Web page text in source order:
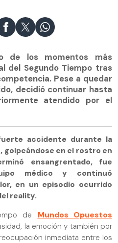
de los momentos más
del Segundo Tiempo tras
Pese a quedar
decidió continuar hasta
atendido por el
accidente durante la
golpeándose en el rostro en
ensangrentado, fue
médico y continuó
en un episodio ocurrido
reality.
de Mundos Opuestos
la emoción y también por
inmediata entre los